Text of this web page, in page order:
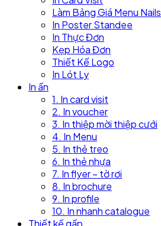
Làm Bảng Giá Menu Nails
In Poster Standee
In Thực Đơn
Kẹp Hóa Đơn
Thiết Kế Logo
In Lót Ly
In ấn
1. In card visit
2. In voucher
3. In thiệp mời thiệp cưới
4. In Menu
5. In thẻ treo
6. In thẻ nhựa
7. In flyer – tờ rơi
8. In brochure
9. In profile
10. In nhanh catalogue
Thiết kế gấp